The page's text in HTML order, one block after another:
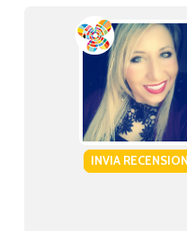
INVIA